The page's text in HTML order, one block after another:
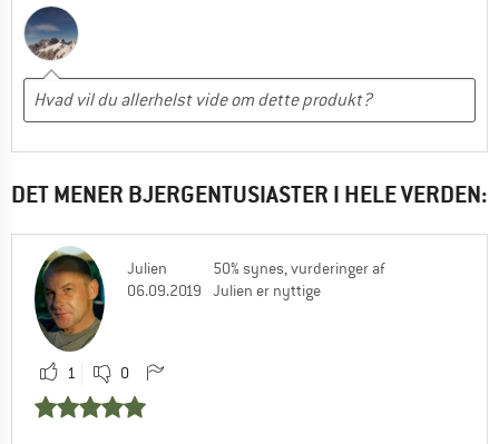
DET MENER BJERGENTUSIASTER I HELE VERDEN:
Julien
06.09.2019
50% synes, vurderinger af
Julien er nyttige
1 0